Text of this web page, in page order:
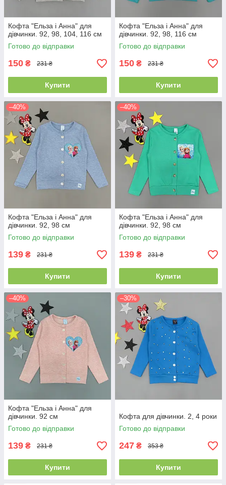
Кофта "Ельза і Анна" для
дівчинки. 92, 98, 104, 116 см
Готово до відправки
150 ₴ 231 ₴
Купити
Кофта "Ельза і Анна" для
дівчинки. 92, 98, 116 см
Готово до відправки
150 ₴ 231 ₴
Купити
–40%
Кофта "Ельза і Анна" для
дівчинки. 92, 98 см
Готово до відправки
139 ₴ 231 ₴
Купити
–40%
Кофта "Ельза і Анна" для
дівчинки. 92, 98 см
Готово до відправки
139 ₴ 231 ₴
Купити
–40%
Кофта "Ельза і Анна" для
дівчинки. 92 см
Готово до відправки
139 ₴ 231 ₴
Купити
–30%
Кофта для дівчинки. 2, 4 роки
Готово до відправки
247 ₴ 353 ₴
Купити